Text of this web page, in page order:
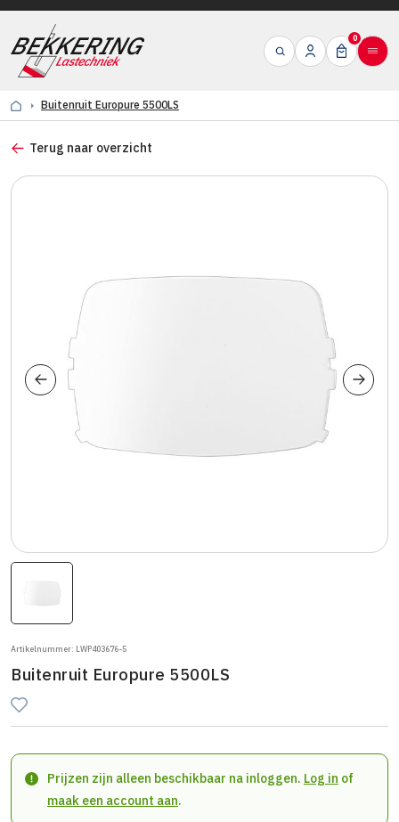
0
Buitenruit Europure 5500LS
Terug naar overzicht
Artikelnummer: LWP403676-5
Buitenruit Europure 5500LS
Prijzen zijn alleen beschikbaar na inloggen. Log in of
maak een account aan.